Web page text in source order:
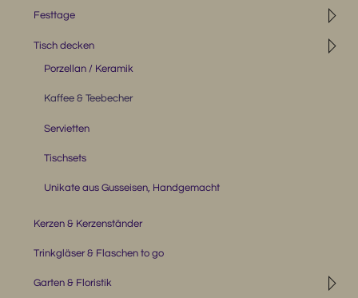
◹
Festtage
◹
Tisch decken
Porzellan / Keramik
Kaffee & Teebecher
Servietten
Tischsets
Unikate aus Gusseisen, Handgemacht
Kerzen & Kerzenständer
Trinkgläser & Flaschen to go
◹
Garten & Floristik